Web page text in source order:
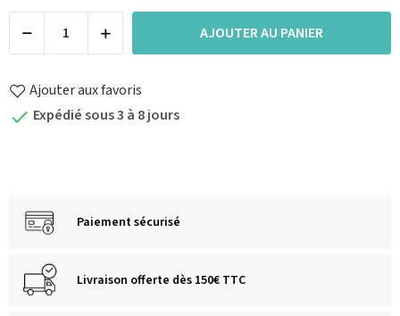
AJOUTER AU PANIER
Ajouter aux favoris
 Expédié sous 3 à 8 jours
Paiement sécurisé
Livraison offerte dès 150€ TTC